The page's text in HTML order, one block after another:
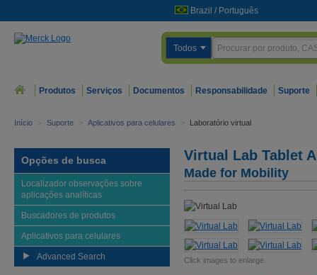
Brazil / Português
Todos
Produtos Serviços Documentos Responsabilidade Suporte
Início > Suporte > Aplicativos para celulares > Laboratório virtual
Opções de busca
Localizador observações sobre
aplicações analíticas
Buscadores de produtos
Aplicativos para celulares
Advanced Search
Virtual Lab Tablet
Made for Mobility
Click images to enlarge.